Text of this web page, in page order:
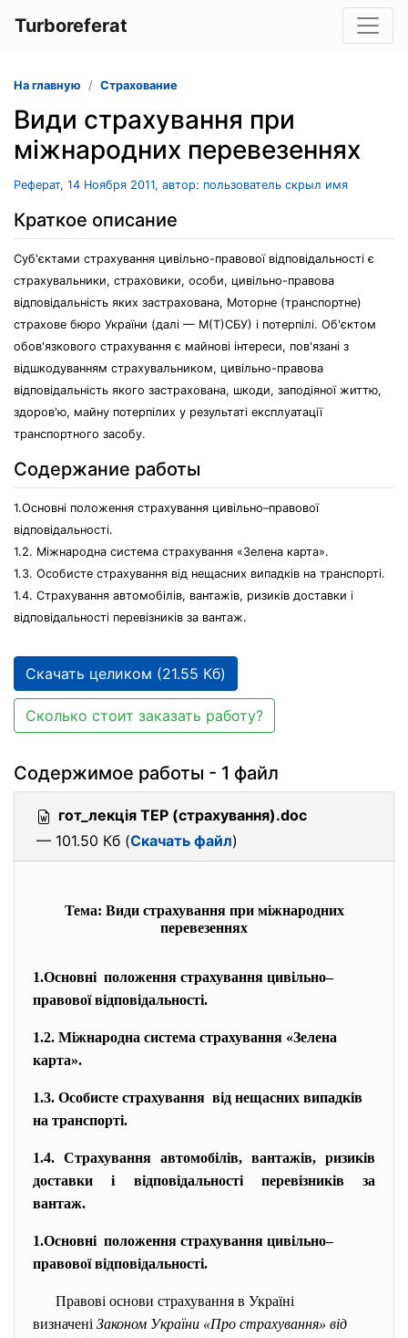
Turboreferat
На главную Страхование
Види страхування при
міжнародних перевезеннях
Реферат, 14 Ноября 2011, автор: пользователь скрыл имя
Краткое описание
Суб'єктами страхування цивільно-правової відповідальності є
страхувальники, страховики, особи, цивільно-правова
відповідальність яких застрахована, Моторне (транспортне)
страхове бюро України (далі — М(Т)СБУ) і потерпілі. Об'єктом
обов'язкового страхування є майнові інтереси, пов'язані з
відшкодуванням страхувальником, цивільно-правова
відповідальність якого застрахована, шкоди, заподіяної життю,
здоров'ю, майну потерпілих у результаті експлуатації
транспортного засобу.
Содержание работы
1.Основні положення страхування цивільно–правової
відповідальності.
1.2. Міжнародна система страхування «Зелена карта».
1.3. Особисте страхування від нещасних випадків на транспорті.
1.4. Страхування автомобілів, вантажів, ризиків доставки і
відповідальності перевізників за вантаж.
Скачать целиком (21.55 Кб)
Сколько стоит заказать работу?
Содержимое работы - 1 файл
гот_лекція ТЕР (страхування).doc
— 101.50 Кб (Скачать файл)
Тема: Види страхування при міжнародних
перевезеннях
1.Основні положення страхування цивільно–
правової відповідальності.
1.2. Міжнародна система страхування «Зелена
карта».
1.3. Особисте страхування від нещасних випадків
на транспорті.
1.4. Страхування автомобілів, вантажів, ризиків
доставки і відповідальності перевізників за
вантаж.
1.Основні положення страхування цивільно–
правової відповідальності.
Правові основи страхування в Україні
визначені Законом України «Про страхування» від